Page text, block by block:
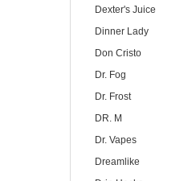
Dexter's Juice
Dinner Lady
Don Cristo
Dr. Fog
Dr. Frost
DR. M
Dr. Vapes
Dreamlike